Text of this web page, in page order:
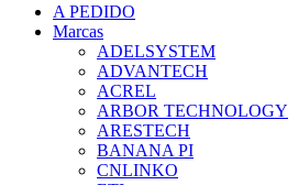
A PEDIDO
Marcas
ADELSYSTEM
ADVANTECH
ACREL
ARBOR TECHNOLOGY
ARESTECH
BANANA PI
CNLINKO